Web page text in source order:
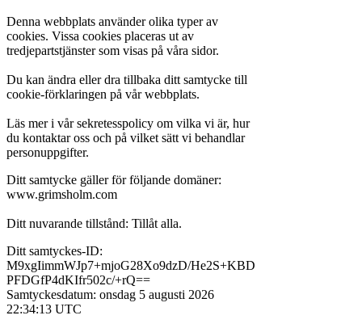
Denna webbplats använder olika typer av
cookies. Vissa cookies placeras ut av
tredjepartstjänster som visas på våra sidor.
Du kan ändra eller dra tillbaka ditt samtycke till
cookie-förklaringen på vår webbplats.
Läs mer i vår sekretesspolicy om vilka vi är, hur
du kontaktar oss och på vilket sätt vi behandlar
personuppgifter.
Ditt samtycke gäller för följande domäner:
www.grimsholm.com
Ditt nuvarande tillstånd: Tillåt alla.
Ditt samtyckes-ID:
M9xgIimmWJp7+mjoG28Xo9dzD/He2S+KBD
PFDGfP4dKIfr502c/+rQ==
Samtyckesdatum: onsdag 5 augusti 2026
22:34:13 UTC